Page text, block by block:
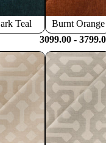
Teal
Burnt Orange
3099.00 -